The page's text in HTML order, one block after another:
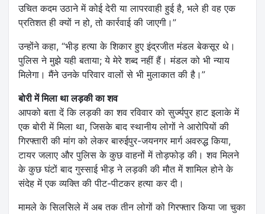
उचित कदम उठाने में कोई देरी या लापरवाही हुई है, भले ही वह एक
प्रतिशत ही क्यों न हो, तो कार्रवाई की जाएगी।”
उन्होंने कहा, “भीड़ हत्या के शिकार हुए इंद्रजीत मंडल बेकसूर थे।
पुलिस ने मुझे यही बताया; ये मेरे शब्द नहीं हैं। मंडल को भी न्याय
मिलेगा। मैंने उनके परिवार वालों से भी मुलाकात की है।”
बोरी में मिला था लड़की का शव
आपको बता दें कि लड़की का शव रविवार को सुर्ज्यपुर हाट इलाके में
एक बोरी में मिला था, जिसके बाद स्थानीय लोगों ने आरोपियों की
गिरफ्तारी की मांग को लेकर बारुईपुर-जयनगर मार्ग अवरुद्ध किया,
टायर जलाए और पुलिस के कुछ वाहनों में तोड़फोड़ की। शव मिलने
के कुछ घंटों बाद गुस्साई भीड़ ने लड़की की मौत में शामिल होने के
संदेह में एक व्यक्ति की पीट-पीटकर हत्या कर दी।
मामले के सिलसिले में अब तक तीन लोगों को गिरफ्तार किया जा चुका